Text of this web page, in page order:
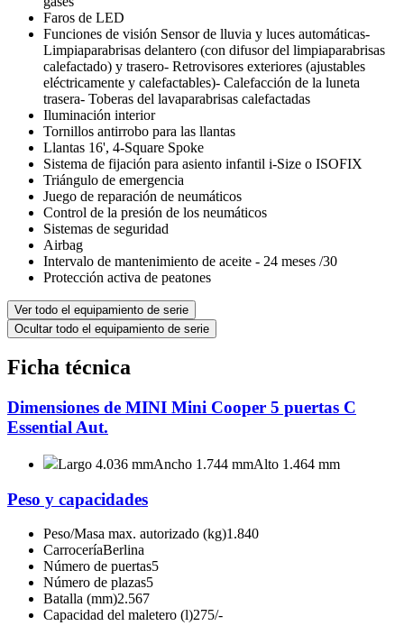
Faros de LED
Funciones de visión Sensor de lluvia y luces automáticas-
Limpiaparabrisas delantero (con difusor del limpiaparabrisas
calefactado) y trasero- Retrovisores exteriores (ajustables
eléctricamente y calefactables)- Calefacción de la luneta
trasera- Toberas del lavaparabrisas calefactadas
Iluminación interior
Tornillos antirrobo para las llantas
Llantas 16', 4-Square Spoke
Sistema de fijación para asiento infantil i-Size o ISOFIX
Triángulo de emergencia
Juego de reparación de neumáticos
Control de la presión de los neumáticos
Sistemas de seguridad
Airbag
Intervalo de mantenimiento de aceite - 24 meses /30
Protección activa de peatones
Ver todo el equipamiento de serie
Ocultar todo el equipamiento de serie
Ficha técnica
Dimensiones de MINI Mini Cooper 5 puertas C
Essential Aut.
Largo 4.036 mmAncho 1.744 mmAlto 1.464 mm
Peso y capacidades
Peso/Masa max. autorizado (kg)1.840
CarroceríaBerlina
Número de puertas5
Número de plazas5
Batalla (mm)2.567
Capacidad del maletero (l)275/-